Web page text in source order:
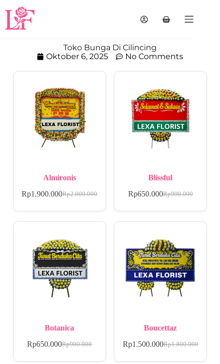
Toko Bunga Di Cilincing
Oktober 6, 2025
No Comments
Almironis
Rp2.000.000
Rp1.900.000
Blissful
Rp900.000
Rp650.000
Botanica
Rp900.000
Rp650.000
Boucettaz
Rp1.800.000
Rp1.500.000